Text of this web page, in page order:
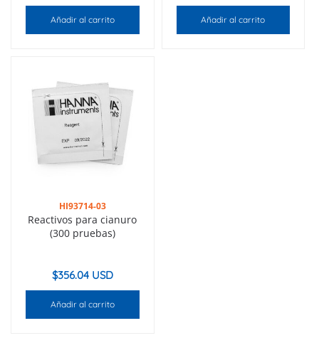
Añadir al carrito Añadir al carrito
HI93714-03
Reactivos para cianuro
(300 pruebas)
$356.04 USD
Añadir al carrito